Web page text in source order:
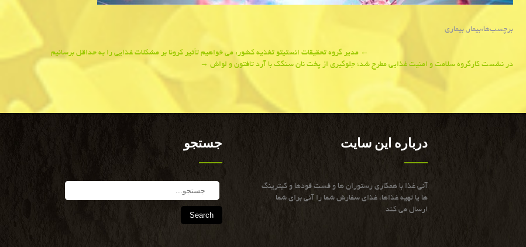
برچسب‌ها:بیمار, بیماری
navigation
← مدیر گروه تحقیقات انستیتو تغذیه كشور: می خواهیم تأثیر كرونا بر مشكلات غذایی را به حداقل برسانیم
در نشست كارگروه سلامت و امنیت غذایی مطرح شد؛ جلوگیری از پخت نان سنگك با آرد تافتون و لواش →
جستجو درباره این سایت
آنی غذا با همكاری رستوران ها و فست فودها و كیترینگ
ها یا تهیه غذاها، غذای سفارش شما را آنی برای شما
ارسال می كند.